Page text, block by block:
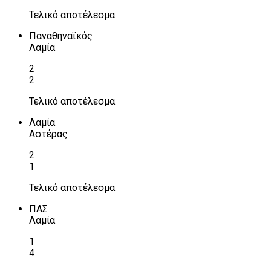
Τελικό αποτέλεσμα
Παναθηναϊκός
Λαμία
2
2
Τελικό αποτέλεσμα
Λαμία
Αστέρας
2
1
Τελικό αποτέλεσμα
ΠΑΣ
Λαμία
1
4